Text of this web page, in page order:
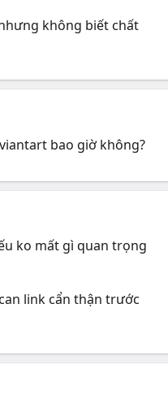
không biết chất
bao giờ không?
ko mất gì quan trọng
link cẩn thận trước